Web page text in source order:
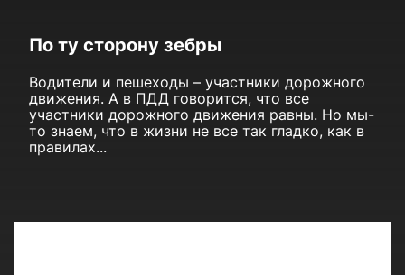
По ту сторону зебры
Водители и пешеходы – участники дорожного
движения. А в ПДД говорится, что все
участники дорожного движения равны. Но мы-
то знаем, что в жизни не все так гладко, как в
правилах...